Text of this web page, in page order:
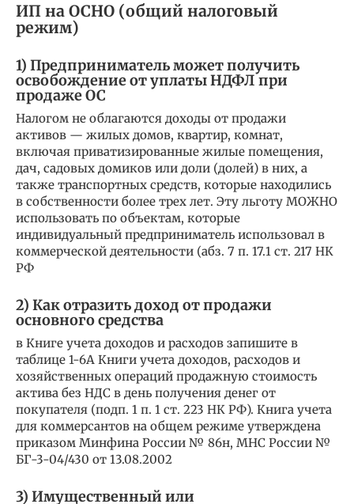
ИП на ОСНО (общий налоговый
режим)
1) Предприниматель может получить
освобождение от уплаты НДФЛ при
продаже ОС
Налогом не облагаются доходы от продажи
активов — жилых домов, квартир, комнат,
включая приватизированные жилые помещения,
дач, садовых домиков или доли (долей) в них, а
также транспортных средств, которые находились
в собственности более трех лет. Эту льготу МОЖНО
использовать по объектам, которые
индивидуальный предприниматель использовал в
коммерческой деятельности (абз. 7 п. 17.1 ст. 217 НК
РФ
2) Как отразить доход от продажи
основного средства
в Книге учета доходов и расходов запишите в
таблице 1-6А Книги учета доходов, расходов и
хозяйственных операций продажную стоимость
актива без НДС в день получения денег от
покупателя (подп. 1 п. 1 ст. 223 НК РФ). Книга учета
для коммерсантов на общем режиме утверждена
приказом Минфина России № 86н, МНС России №
БГ-3-04/430 от 13.08.2002
3) Имущественный или